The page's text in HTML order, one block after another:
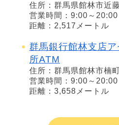
住所：群馬県館林市近
営業時間：9:00～20:00
距離：2,517メートル
群馬銀行館林支店
所ATM
住所：群馬県館林市楠
営業時間：9:00～20:00
距離：3,658メートル